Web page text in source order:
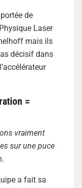
de
Laser
mais ils
décisif dans
=
vraiment
sur une puce
a fait sa